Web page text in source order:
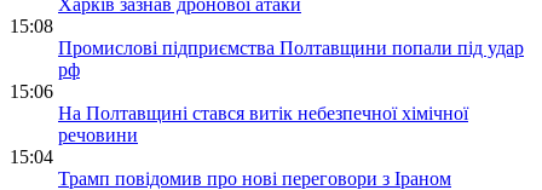
Харків зазнав дронової атаки
15:08
Промислові підприємства Полтавщини попали під удар
рф
15:06
На Полтавщині стався витік небезпечної хімічної
речовини
15:04
Трамп повідомив про нові переговори з Іраном